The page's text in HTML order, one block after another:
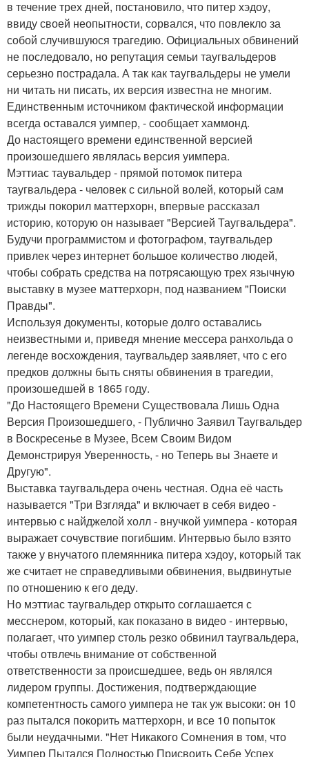
в течение трех дней, постановило, что питер хэдоу,
ввиду своей неопытности, сорвался, что повлекло за
собой случившуюся трагедию. Официальных обвинений
не последовало, но репутация семьи таугвальдеров
серьезно пострадала. А так как таугвальдеры не умели
ни читать ни писать, их версия известна не многим.
Единственным источником фактической информации
всегда оставался уимпер, - сообщает хаммонд.
До настоящего времени единственной версией
произошедшего являлась версия уимпера.
Мэттиас таувальдер - прямой потомок питера
таугвальдера - человек с сильной волей, который сам
трижды покорил маттерхорн, впервые рассказал
историю, которую он называет "Версией Таугвальдера".
Будучи программистом и фотографом, таугвальдер
привлек через интернет большое количество людей,
чтобы собрать средства на потрясающую трех язычную
выставку в музее маттерхорн, под названием "Поиски
Правды".
Используя документы, которые долго оставались
неизвестными и, приведя мнение мессера ранхольда о
легенде восхождения, таугвальдер заявляет, что с его
предков должны быть сняты обвинения в трагедии,
произошедшей в 1865 году.
"До Настоящего Времени Существовала Лишь Одна
Версия Произошедшего, - Публично Заявил Таугвальдер
в Воскресенье в Музее, Всем Своим Видом
Демонстрируя Уверенность, - но Теперь вы Знаете и
Другую".
Выставка таугвальдера очень честная. Одна её часть
называется "Три Взгляда" и включает в себя видео -
интервью с найджелой холл - внучкой уимпера - которая
выражает сочувствие погибшим. Интервью было взято
также у внучатого племянника питера хэдоу, который так
же считает не справедливыми обвинения, выдвинутые
по отношению к его деду.
Но мэттиас таугвальдер открыто соглашается с
месснером, который, как показано в видео - интервью,
полагает, что уимпер столь резко обвинил таугвальдера,
чтобы отвлечь внимание от собственной
ответственности за происшедшее, ведь он являлся
лидером группы. Достижения, подтверждающие
компетентность самого уимпера не так уж высоки: он 10
раз пытался покорить маттерхорн, и все 10 попыток
были неудачными. "Нет Никакого Сомнения в том, что
Уимпер Пытался Полностью Присвоить Себе Успех